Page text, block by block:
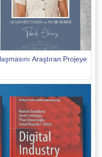
Araştıran Projeye